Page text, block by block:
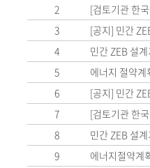
2
[검토기관 한
3
[공지] 민간
4
민간 ZEB 설
5
에너지 절약
6
[공지] 민간
7
[검토기관 한
8
민간 ZEB 설
9
에너지절약계